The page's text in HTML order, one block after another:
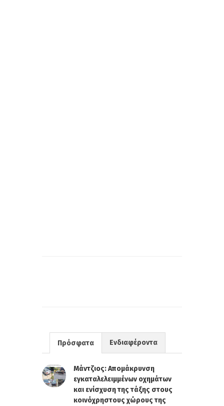
Πρόσφατα Ενδιαφέροντα
Μάντζιος: Απομάκρυνση
εγκαταλελειμμένων οχημάτων
και ενίσχυση της τάξης στους
κοινόχρηστους χώρους της